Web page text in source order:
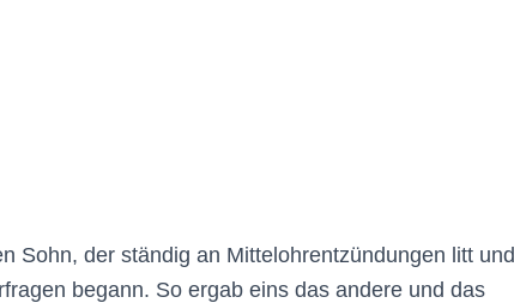
Sohn, der ständig an Mittelohrentzündungen litt und
begann. So ergab eins das andere und das